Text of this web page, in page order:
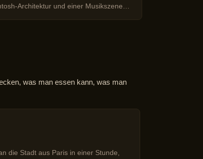
Architektur und einer Musikszene
was man essen kann, was man
die Stadt aus Paris in einer Stunde,